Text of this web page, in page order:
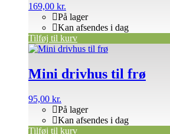
169,00 kr.
På lager
Kan afsendes i dag
Tilføj til kurv
Mini drivhus til frø
95,00 kr.
På lager
Kan afsendes i dag
Tilføj til kurv